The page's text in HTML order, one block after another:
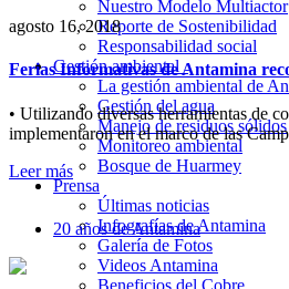
Nuestro Modelo Multiactor
Reporte de Sostenibilidad
Responsabilidad social
Gestión ambiental
La gestión ambiental de
Gestión del agua
Manejo de residuos sólidos
Monitoreo ambiental
Bosque de Huarmey
Prensa
Últimas noticias
Infografías de Antamina
Galería de Fotos
Videos Antamina
Beneficios del Cobre
agosto 16, 2018
Ferias Informativas de Antamina
• Utilizando diversas herramientas de
implementaron en el marco de las
Leer más
20 años de Antamina